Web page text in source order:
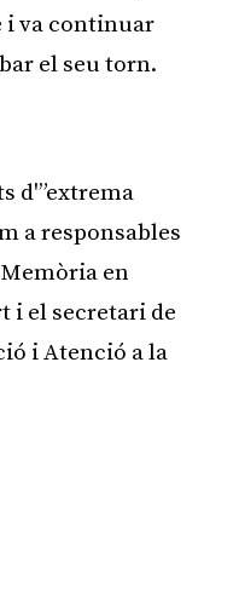
i va continuar
el seu torn.
d'”extrema
a responsables
en
i el secretari de
i Atenció a la